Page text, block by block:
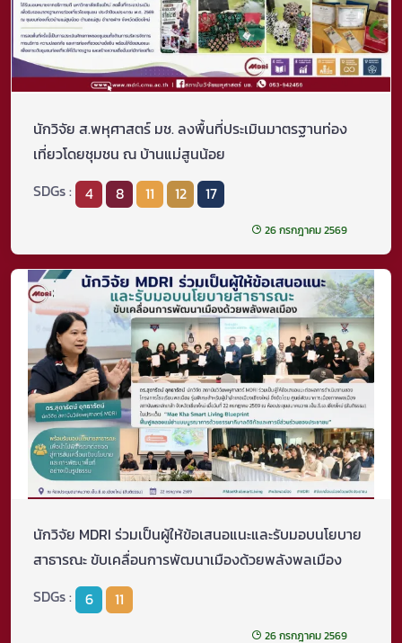
นักวิจัย ส.พหุศาสตร์ มช. ลงพื้นที่ประเมินมาตรฐานท่อง
เที่ยวโดยชุมชน ณ บ้านแม่สูนน้อย
SDGs :
4 8 11 12 17
26 กรกฎาคม 2569
นักวิจัย MDRI ร่วมเป็นผู้ให้ข้อเสนอแนะและรับมอบนโยบาย
สาธารณะ ขับเคลื่อนการพัฒนาเมืองด้วยพลังพลเมือง
SDGs :
6 11
26 กรกฎาคม 2569